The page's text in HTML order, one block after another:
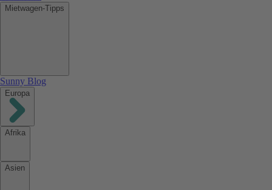
Mietwagen-Tipps
Sunny Blog
Europa
Afrika
Asien